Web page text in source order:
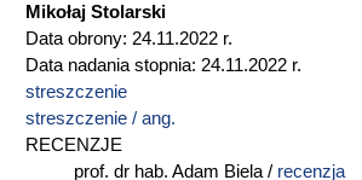
Mikołaj Stolarski
Data obrony: 24.11.2022 r.
Data nadania stopnia: 24.11.2022 r.
streszczenie
streszczenie / ang.
RECENZJE
prof. dr hab. Adam Biela / recenzja